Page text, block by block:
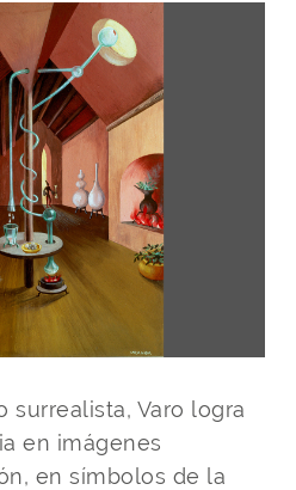
surrealista, Varo logra
en imágenes
en símbolos de la